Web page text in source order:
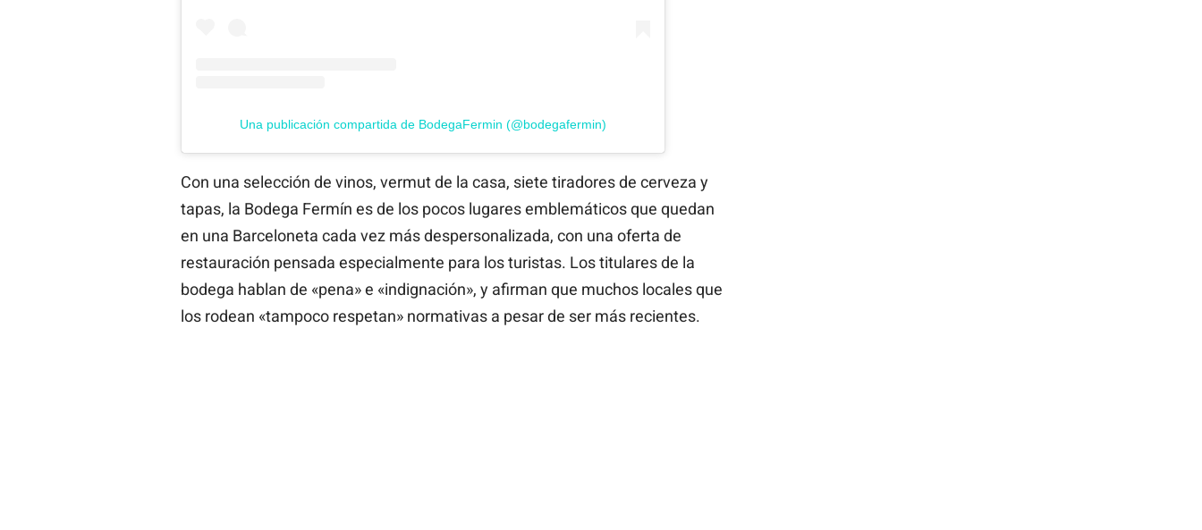
Una publicación compartida de BodegaFermin (@bodegafermin)
Con una selección de vinos, vermut de la casa, siete tiradores de cerveza y
tapas, la Bodega Fermín es de los pocos lugares emblemáticos que quedan
en una Barceloneta cada vez más despersonalizada, con una oferta de
restauración pensada especialmente para los turistas. Los titulares de la
bodega hablan de «pena» e «indignación», y afirman que muchos locales que
los rodean «tampoco respetan» normativas a pesar de ser más recientes.